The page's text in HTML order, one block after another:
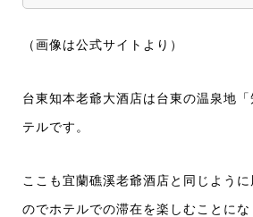
（画像は公式サイトより）
台東知本老爺大酒店は台東の温泉地
テルです。
ここも宜蘭礁溪老爺酒店と同じよう
のでホテルでの滞在を楽しむことにな